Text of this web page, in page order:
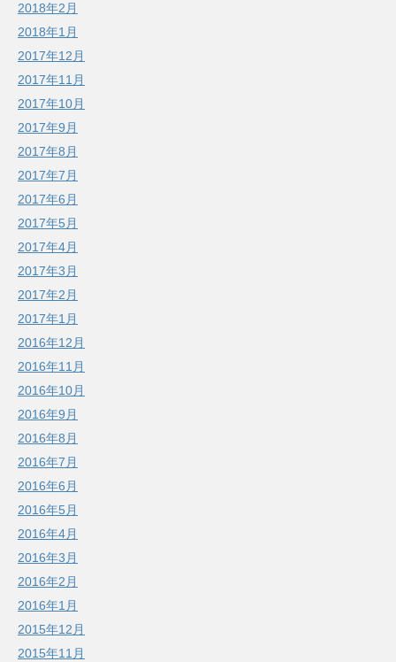
2018年2月
2018年1月
2017年12月
2017年11月
2017年10月
2017年9月
2017年8月
2017年7月
2017年6月
2017年5月
2017年4月
2017年3月
2017年2月
2017年1月
2016年12月
2016年11月
2016年10月
2016年9月
2016年8月
2016年7月
2016年6月
2016年5月
2016年4月
2016年3月
2016年2月
2016年1月
2015年12月
2015年11月